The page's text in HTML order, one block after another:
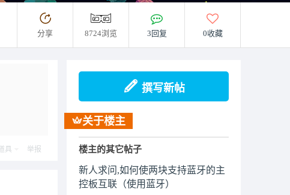
分享 8724浏览 3回复 0收藏
具 举报
撰写新帖
关于楼主
楼主的其它帖子
新人求问,如何使两块支持蓝牙的主
控板互联（使用蓝牙）